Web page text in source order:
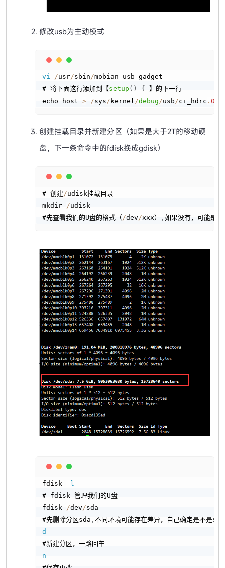
修改usb为主动模式
vi /usr/sbin/mobian - usb -gadget
# 将下面这行添加到【setup ( ) {
】的下一行
echo host > /sys/ kernel/debug/usb/ci_hdrc . 0
创建挂载目录并新建分区（如果是大于2T的移动硬
盘，下一条命令中的fdisk换成gdisk）
# 创建/udisk挂载目录
mkdir /udisk
#先查看我们的U盘的格式（/dev/xxx） , 如果没有，可能是
fdisk - l
# fdisk 管理我们的U盘
fdisk /dev/sda
#先删除分区sda ,
d
n